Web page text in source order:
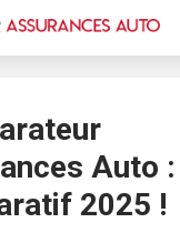
Auto :
2025 !